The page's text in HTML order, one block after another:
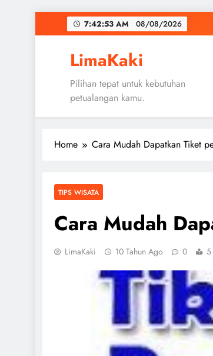
to
7:42:54 AM 08/08/2026
LimaKaki
Pilihan tepat untuk kebutuhan
petualangan kamu.
Home Cara Mudah Dapatkan Tiket
TIPS WISATA
Cara Mudah
LimaKaki 10 Tahun Ago 0 5